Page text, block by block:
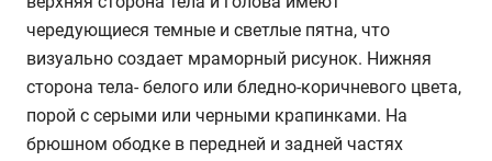
чередующиеся темные и светлые пятна, что
визуально создает мраморный рисунок. Нижняя
сторона тела- белого или бледно-коричневого цвета,
порой с серыми или черными крапинками. На
брюшном ободке в передней и задней частях